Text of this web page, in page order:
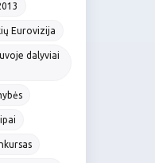
Eurovizija
dalyviai